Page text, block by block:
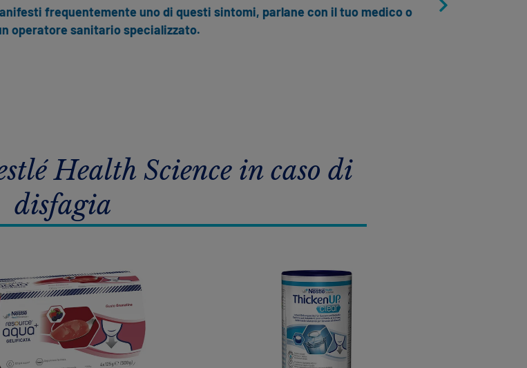
frequentemente uno di questi sintomi, parlane con il tuo medico o
sanitario specializzato.
Health Science in caso di
disfagia